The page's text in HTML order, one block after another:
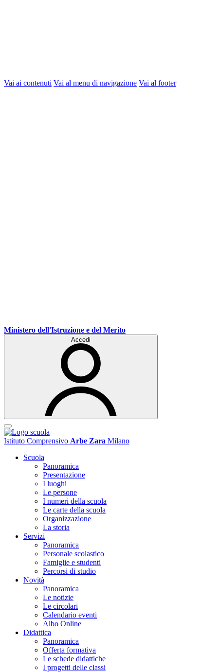
Vai ai contenuti Vai al menu di navigazione Vai al footer
Ministero dell'Istruzione e del Merito
Accedi
Istituto Comprensivo Arbe Zara Milano
Scuola
Panoramica
Presentazione
I luoghi
Le persone
I numeri della scuola
Le carte della scuola
Organizzazione
La storia
Servizi
Panoramica
Personale scolastico
Famiglie e studenti
Percorsi di studio
Novità
Panoramica
Le notizie
Le circolari
Calendario eventi
Albo Online
Didattica
Panoramica
Offerta formativa
Le schede didattiche
I progetti delle classi